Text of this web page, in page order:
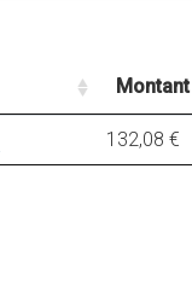
Montant
132,08 €